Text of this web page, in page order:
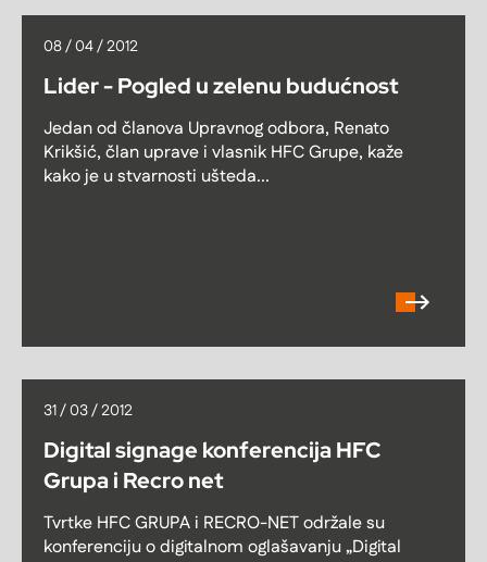
08 / 04 / 2012
Lider - Pogled u zelenu budućnost
Jedan od članova Upravnog odbora, Renato
Krikšić, član uprave i vlasnik HFC Grupe, kaže
kako je u stvarnosti ušteda...
31 / 03 / 2012
Digital signage konferencija HFC
Grupa i Recro net
Tvrtke HFC GRUPA i RECRO-NET održale su
konferenciju o digitalnom oglašavanju „Digital